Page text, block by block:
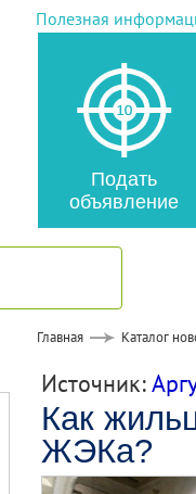
Полезная
Подать
объявление
Главная Каталог
Источник:
Как
ЖЭКа?